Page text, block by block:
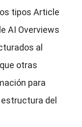
tipos Article
AI Overviews
al
otras
para
del